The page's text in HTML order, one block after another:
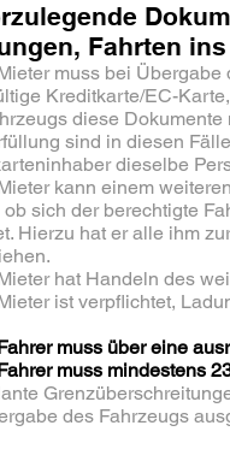
Fahrten
muss bei
Kreditkarte/EC-
diese
sind in diesen
dieselbe
kann einem
ob sich der berechtigte
Hierzu hat er alle ihm
hat Handeln des
ist verpflichtet,
muss über eine
muss mindestens
des Fahrzeugs